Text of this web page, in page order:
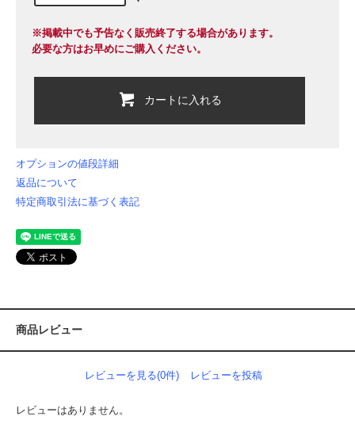
※掲載中でも予告なく販売終了する場合があります。
必要な方はお早めにご購入ください。
カートに入れる
オプションの値段詳細
返品について
特定商取引法に基づく表記
商品レビュー
レビューを見る(0件) レビューを投稿
レビューはありません。